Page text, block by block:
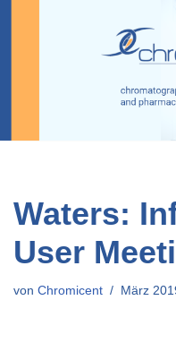
Waters:
User
von Chromicent März